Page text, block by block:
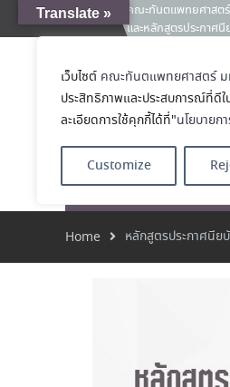
เว็บไซต์ คณะทันตแพทยศาสตร์ ม
ประสิทธิภาพและประสบการณ์ที่ดีใ
ละเอียดการใช้คุกกี้ได้ที่"นโยบายก
Customize
News:
และหลักสูตรประกาศ
เคลียร์ตัวตน ค้นหาตัว
ทันตกรรมจัดฟัน ในโอ
2569–2571
ประมวลภาพบรรยาก
2569 ณ คณะทันแพท
หน้าแรก เกี่ยวกับ
Home หลักสูตรประกาศนี
Translate »